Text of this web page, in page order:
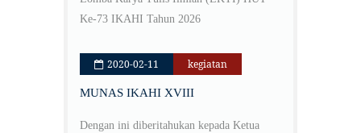
Ke-73 IKAHI Tahun 2026
2020-02-11 kegiatan
MUNAS IKAHI XVIII
Dengan ini diberitahukan kepada Ketua